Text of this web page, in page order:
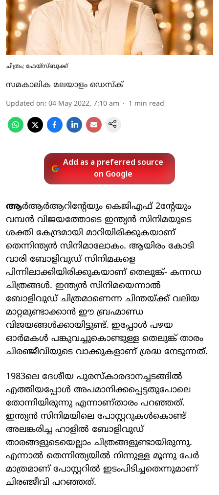
ചിത്രം; ഫേയ്സ്ബുക്ക്
സമകാലിക മലയാളം ഡെസ്ക്
Updated on: 04 May 2022, 7:10 am 1 min read
Add as a preferred source
on Google
ആർആർആറിന്റേയും കെജിഎഫ് 2ന്റേയും
വമ്പൻ വിജയത്തോടെ ഇന്ത്യൻ സിനിമയുടെ
ശക്തി കേന്ദ്രമായി മാറിയിരിക്കുകയാണ്
തെന്നിന്ത്യൻ സിനിമാലോകം. ആയിരം കോടി
വാരി ബോളിവുഡ് സിനിമകളെ
പിന്നിലാക്കിയിരിക്കുകയാണ് തെലുങ്ക്- കന്നഡ
ചിത്രങ്ങൾ. ഇന്ത്യൻ സിനിമയെന്നാൽ
ബോളിവുഡ് ചിത്രമാണെന്ന ചിന്തയ്ക്ക് വലിയ
മാറ്റമുണ്ടാക്കാൻ ഈ ബ്രഹ്മാണ്ഡ
വിജയങ്ങൾക്കായിട്ടുണ്ട്. ഇപ്പോൾ പഴയ
ഓർമകൾ പങ്കുവച്ചുകൊണ്ടുള്ള തെലുങ്ക് താരം
ചിരഞ്ജീവിയുടെ വാക്കുകളാണ് ശ്രദ്ധ നേടുന്നത്.
1983ലെ ദേശീയ പുരസ്കാരദാനച്ചടങ്ങിൽ
എത്തിയപ്പോൾ അപമാനിക്കപ്പെട്ടതുപോലെ
തോന്നിയിരുന്നു എന്നാണ്താരം പറഞ്ഞത്.
ഇന്ത്യൻ സിനിമയിലെ പോസ്റ്ററുകൾകൊണ്ട്
അലങ്കരിച്ച ഹാളിൽ ബോളിവുഡ്
താരങ്ങളുടെയെല്ലാം ചിത്രങ്ങളുണ്ടായിരുന്നു.
എന്നാൽ തെന്നിന്ത്യയിൽ നിന്നുള്ള മൂന്നു പേർ
മാത്രമാണ് പോസ്റ്ററിൽ ഇടംപിടിച്ചതെന്നുമാണ്
ചിരഞ്ജീവി പറഞ്ഞത്.